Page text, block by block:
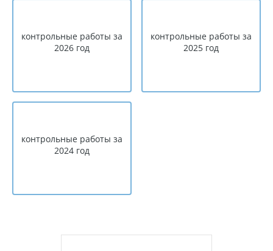
контрольные работы за
2026 год
контрольные работы за
2025 год
контрольные работы за
2024 год